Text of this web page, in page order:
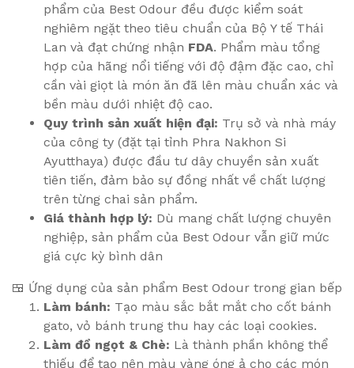
phẩm của Best Odour đều được kiểm soát
nghiêm ngặt theo tiêu chuẩn của Bộ Y tế Thái
Lan và đạt chứng nhận FDA. Phẩm màu tổng
hợp của hãng nổi tiếng với độ đậm đặc cao, chỉ
cần vài giọt là món ăn đã lên màu chuẩn xác và
bền màu dưới nhiệt độ cao.
Quy trình sản xuất hiện đại: Trụ sở và nhà máy
của công ty (đặt tại tỉnh Phra Nakhon Si
Ayutthaya) được đầu tư dây chuyền sản xuất
tiên tiến, đảm bảo sự đồng nhất về chất lượng
trên từng chai sản phẩm.
Giá thành hợp lý: Dù mang chất lượng chuyên
nghiệp, sản phẩm của Best Odour vẫn giữ mức
giá cực kỳ bình dân
🍱 Ứng dụng của sản phẩm Best Odour trong gian bếp
Làm bánh: Tạo màu sắc bắt mắt cho cốt bánh
gato, vỏ bánh trung thu hay các loại cookies.
Làm đồ ngọt & Chè: Là thành phần không thể
thiếu để tạo nên màu vàng óng ả cho các món